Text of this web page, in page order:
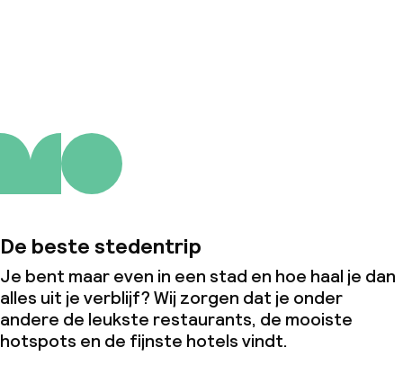
De beste stedentrip
Je bent maar even in een stad en hoe haal je dan
alles uit je verblijf? Wij zorgen dat je onder
andere de leukste restaurants, de mooiste
hotspots en de fijnste hotels vindt.